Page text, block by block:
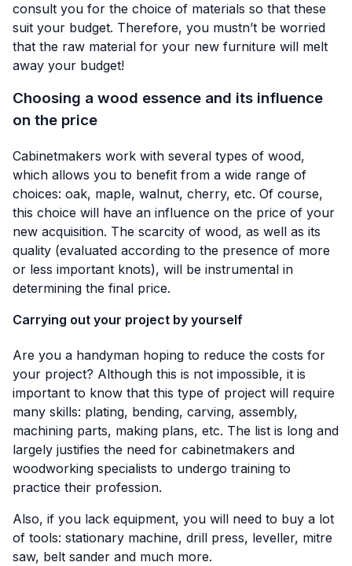
consult you for the choice of materials so that these
suit your budget. Therefore, you mustn’t be worried
that the raw material for your new furniture will melt
away your budget!
Choosing a wood essence and its influence
on the price
Cabinetmakers work with several types of wood,
which allows you to benefit from a wide range of
choices: oak, maple, walnut, cherry, etc. Of course,
this choice will have an influence on the price of your
new acquisition. The scarcity of wood, as well as its
quality (evaluated according to the presence of more
or less important knots), will be instrumental in
determining the final price.
Carrying out your project by yourself
Are you a handyman hoping to reduce the costs for
your project? Although this is not impossible, it is
important to know that this type of project will require
many skills: plating, bending, carving, assembly,
machining parts, making plans, etc. The list is long and
largely justifies the need for cabinetmakers and
woodworking specialists to undergo training to
practice their profession.
Also, if you lack equipment, you will need to buy a lot
of tools: stationary machine, drill press, leveller, mitre
saw, belt sander and much more.